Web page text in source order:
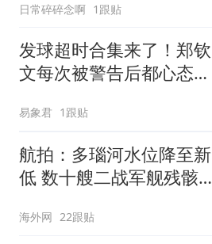
咒
日常碎碎念啊 1跟贴
发球超时合集来了！郑钦
文每次被警告后都心态崩
易象君 1跟贴
航拍：多瑙河水位降至新
低 数十艘二战军舰残骸露
海外网 22跟贴